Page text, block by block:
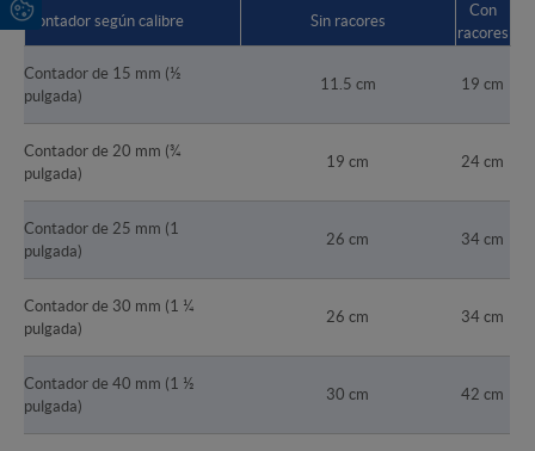
Contador según calibre Sin racores
Con
racores
Contador de 15 mm (½
pulgada)
11.5 cm 19 cm
Contador de 20 mm (¾
pulgada)
19 cm 24 cm
Contador de 25 mm (1
pulgada)
26 cm 34 cm
Contador de 30 mm (1 ¼
pulgada)
26 cm 34 cm
Contador de 40 mm (1 ½
pulgada)
30 cm 42 cm